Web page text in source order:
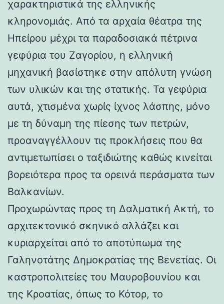
χαρακτηριστικά της ελληνικής
κληρονομιάς. Από τα αρχαία θέατρα της
Ηπείρου μέχρι τα παραδοσιακά πέτρινα
γεφύρια του Ζαγορίου, η ελληνική
μηχανική βασίστηκε στην απόλυτη γνώση
των υλικών και της στατικής. Τα γεφύρια
αυτά, χτισμένα χωρίς ίχνος λάσπης, μόνο
με τη δύναμη της πίεσης των πετρών,
προαναγγέλλουν τις προκλήσεις που θα
αντιμετωπίσει ο ταξιδιώτης καθώς κινείται
βορειότερα προς τα ορεινά περάσματα των
Βαλκανίων.
Προχωρώντας προς τη Δαλματική Ακτή, το
αρχιτεκτονικό σκηνικό αλλάζει και
κυριαρχείται από το αποτύπωμα της
Γαληνοτάτης Δημοκρατίας της Βενετίας. Οι
καστροπολιτείες του Μαυροβουνίου και
της Κροατίας, όπως το Κότορ, το